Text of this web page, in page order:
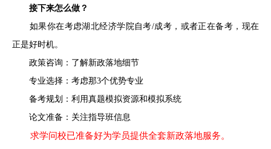
接下来怎么做？
如果你在考虑湖北经济学院自考/成考，或者正在备考，现在
正是好时机。
政策咨询：了解新政落地细节
专业选择：考虑那3个优势专业
备考规划：利用真题模拟资源和模拟系统
论文准备：关注指导班信息
求学问校已准备好为学员提供全套新政落地服务。